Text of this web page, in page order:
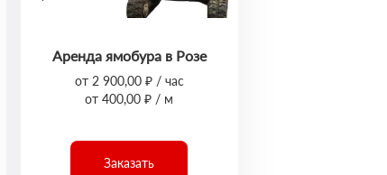
Аренда ямобура в Розе
от 2 900,00 ₽ / час
от 400,00 ₽ / м
Заказать